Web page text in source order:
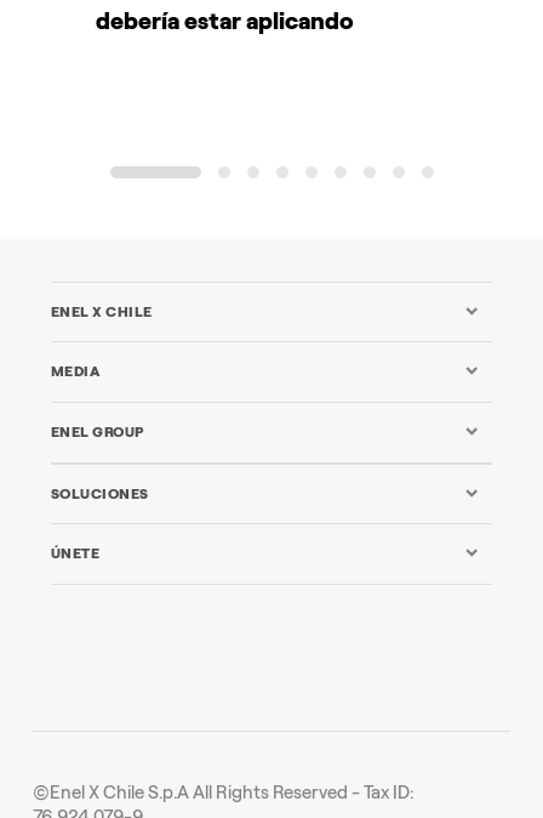
debería estar aplicando
1 2 3 4 5 6 7 8 9
ENEL X CHILE
MEDIA
ENEL GROUP
SOLUCIONES
ÚNETE
©Enel X Chile S.p.A All Rights Reserved - Tax ID: